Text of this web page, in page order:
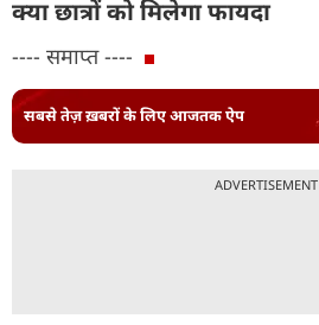
क्या छात्रों को मिलेगा फायदा
---- समाप्त ----
सबसे तेज़ ख़बरों के लिए आजतक ऐप
ADVERTISEMENT